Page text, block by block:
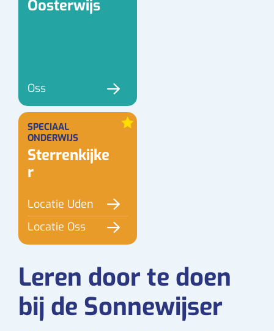
Oosterwijs
Oss
SPECIAAL
ONDERWIJS
Sterrenkijke
r
Locatie Uden
Locatie Oss
Leren door te doen
bij de Sonnewijser